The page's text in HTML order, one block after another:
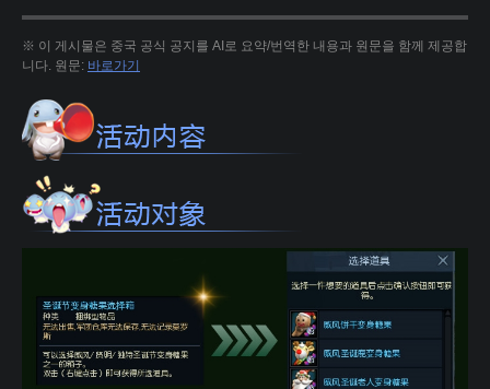
※ 이 게시물은 중국 공식 공지를 AI로 요약/번역한 내용과 원문을 함께 제공합
니다. 원문: 바로가기